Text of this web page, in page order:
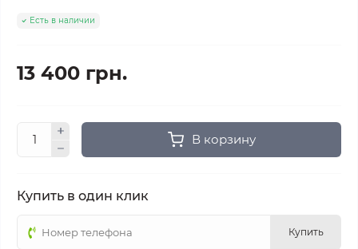
Есть в наличии
13 400 грн.
В корзину
Купить в один клик
Купить